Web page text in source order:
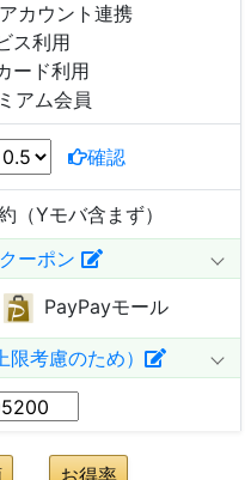
カウント連携
ス利用
ード利用
アム会員
確認
（Yモバ含まず）
ーポン
PayPayモール
考慮のため）